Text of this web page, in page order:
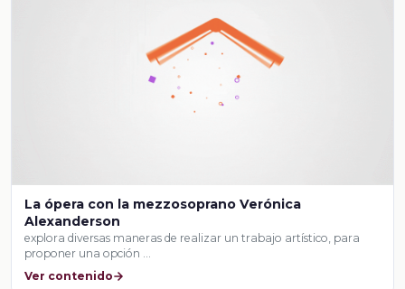
La ópera con la mezzosoprano Verónica
Alexanderson
explora diversas maneras de realizar un trabajo artístico, para
proponer una opción …
Ver contenido